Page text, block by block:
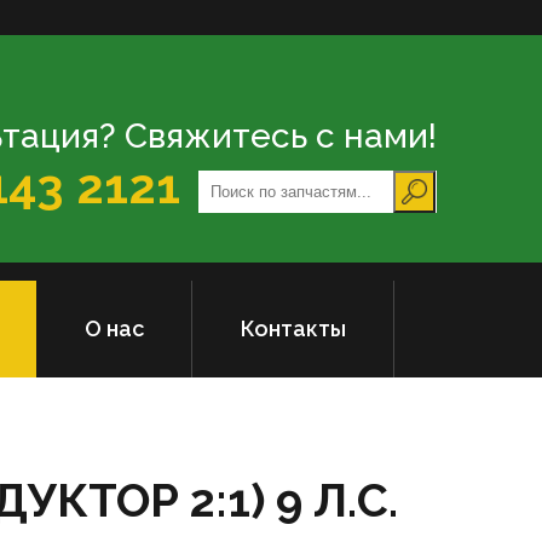
Свяжитесь с нами!
2121
О нас Контакты
2:1) 9 Л.С.